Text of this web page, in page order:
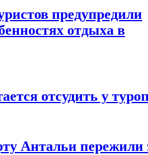
предупредили
отдыха в
отсудить у
Антальи